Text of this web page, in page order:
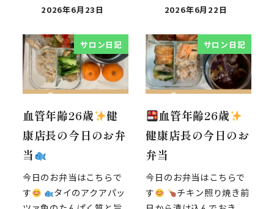
2026年6月23日 2026年6月22日
サロン日記
血管年齢26歳
健
康店長の今日のお弁
当
今日のお弁当はこちらで
す
タイのアクアパッ
サロン日記
血管年齢26歳
健康店長の今日のお
弁当
今日のお弁当はこちらで
す
チキン照り焼き前